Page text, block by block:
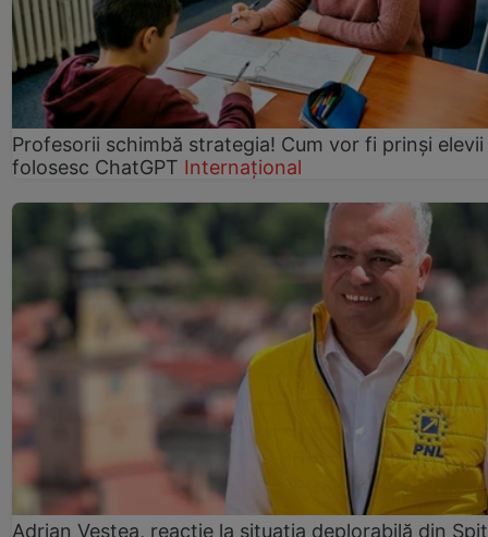
Profesorii schimbă strategia! Cum vor fi prinși elevii
folosesc ChatGPT Internațional
Adrian Veștea, reacție la situația deplorabilă din